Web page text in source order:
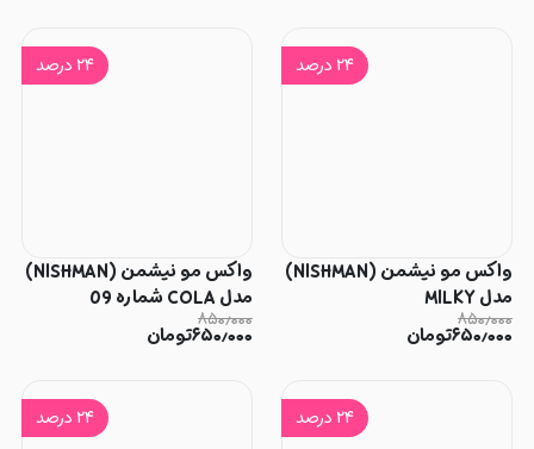
۲۴ درصد
واکس مو نیشمن (NISHMAN)
مدل MILKY
۸۵۰٫۰۰۰
۶۵۰٫۰۰۰تومان
۲۴ درصد
واکس مو نیشمن (NISHMAN)
مدل COLA شماره 09
۸۵۰٫۰۰۰
۶۵۰٫۰۰۰تومان
۲۴ درصد ۲۴ درصد